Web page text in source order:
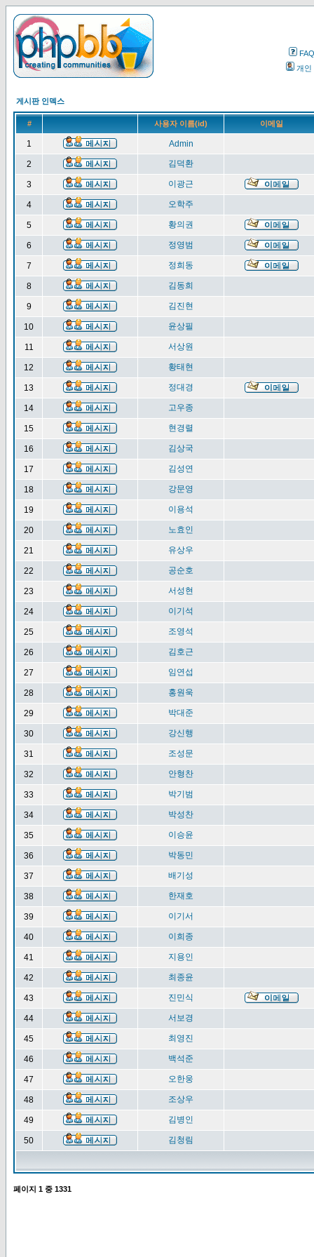
FAQ
개인
게시판 인덱스
# 사용자 이름(id) 이메일
1 Admin
2 김덕환
3 이광근
4 오학주
5 황의권
6 정영범
7 정희동
8 김동희
9 김진현
10 윤상필
11 서상원
12 황태현
13 정대경
14 고우종
15 현경렬
16 김상국
17 김성연
18 강문영
19 이용석
20 노효인
21 유상우
22 공순호
23 서성현
24 이기석
25 조영석
26 김호근
27 임연섭
28 홍원욱
29 박대준
30 강신행
31 조성문
32 안형찬
33 박기범
34 박성찬
35 이승윤
36 박동민
37 배기성
38 한재호
39 이기서
40 이희종
41 지용인
42 최종윤
43 진민식
44 서보경
45 최영진
46 백석준
47 오한웅
48 조상우
49 김병인
50 김청림
페이지 1 중 1331